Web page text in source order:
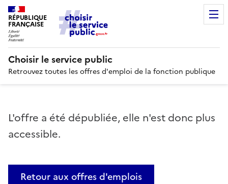
RÉPUBLIQUE
FRANÇAISE
Choisir le service public
Retrouvez toutes les offres d'emploi de la fonction publique
L'offre a été dépubliée, elle n'est donc plus
accessible.
Retour aux offres d'emplois